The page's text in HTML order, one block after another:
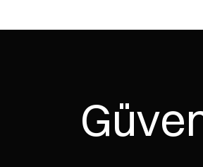
ahşap bir süredir giderek daha az